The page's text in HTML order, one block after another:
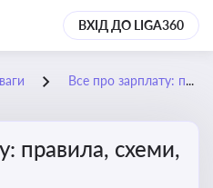
ВХІД ДО LIGA360
Все про зарплату: правила, схеми, кейси
правила, схеми,